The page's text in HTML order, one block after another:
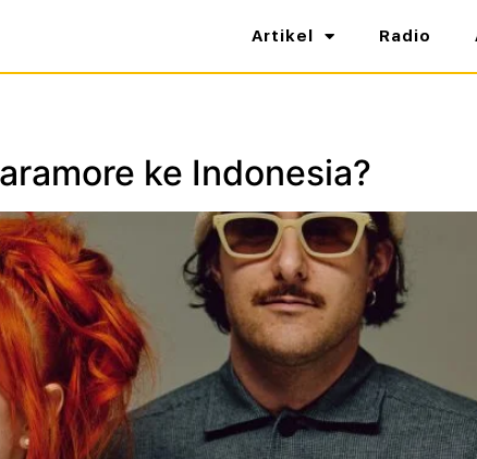
Artikel Radio
ke Indonesia?